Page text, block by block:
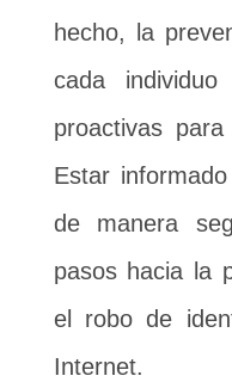
hecho, la
cada
proactivas
Estar
de manera
pasos hacia la
el robo de
Internet.